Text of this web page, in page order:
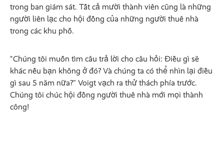
trong ban giám sát. Tất cả mười thành viên cũng là những
người liên lạc cho hội đồng của những người thuê nhà
trong các khu phố.
"Chúng tôi muốn tìm câu trả lời cho câu hỏi: Điều gì sẽ
khác nếu bạn không ở đó? Và chúng ta có thể nhìn lại điều
gì sau 5 năm nữa?” Voigt vạch ra thử thách phía trước.
Chúng tôi chúc hội đồng người thuê nhà mới mọi thành
công!